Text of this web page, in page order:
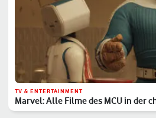
TV & ENTERTAINMENT
Marvel: Alle Filme des MCU in der
Reihenfolge